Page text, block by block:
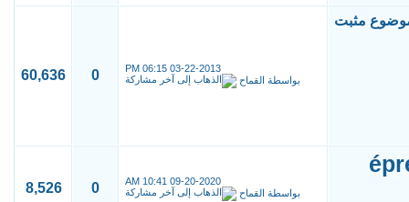
03-22-2013
06:15 PM
بواسطة القماح 0
60,636
09-20-2020
10:41 AM
بواسطة القماح 0
8,526